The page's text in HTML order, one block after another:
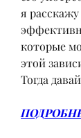
я
которые
этой
Тогда